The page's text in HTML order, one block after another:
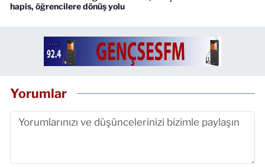
hapis, öğrencilere dönüş yolu
Yorumlar